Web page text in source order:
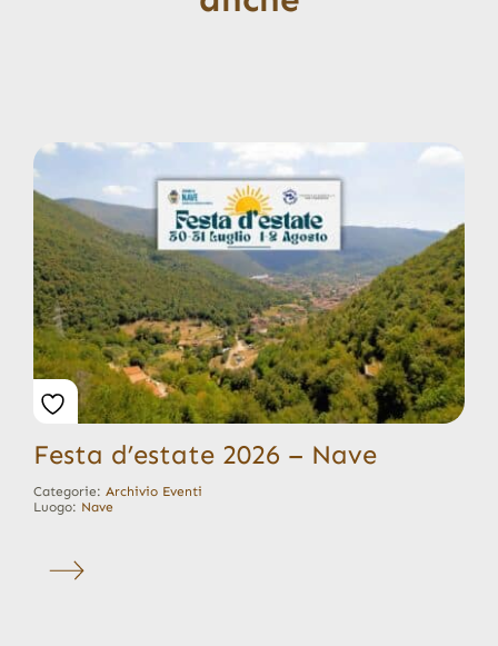
Festa d’estate 2026 – Nave
Categorie: Archivio Eventi
Luogo: Nave